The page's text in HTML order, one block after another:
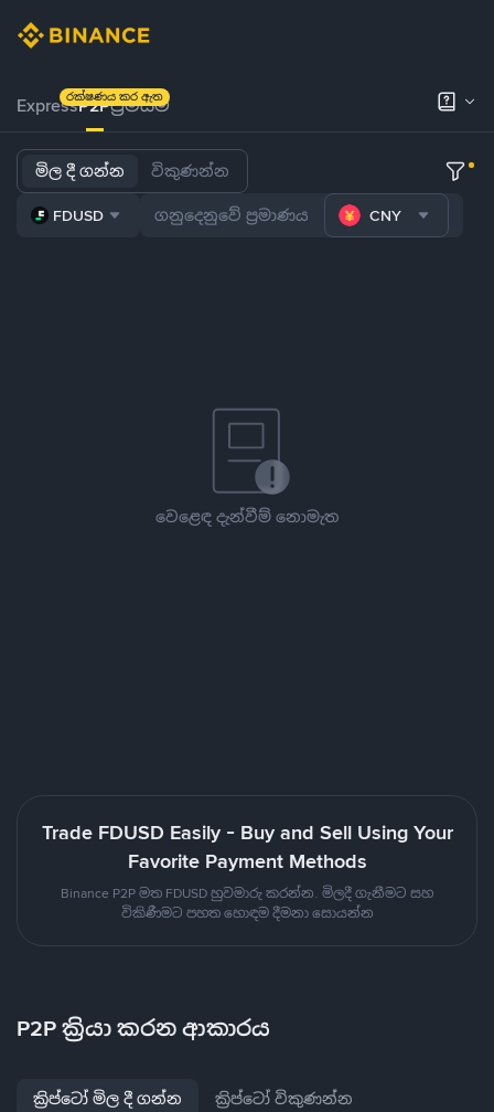
ExpressP2Pප්‍රිමියම්
රක්ෂණය කර ඇත
මිල දී ගන්න විකුණන්න
FDUSD CNY
වෙළෙඳ දැන්වීම් නොමැත
Trade FDUSD Easily - Buy and Sell Using Your
Favorite Payment Methods
Binance P2P මත FDUSD හුවමාරු කරන්න. මිලදී ගැනීමට සහ
විකිණීමට පහත හොඳම දීමනා සොයන්න
P2P ක්‍රියා කරන ආකාරය
ක්‍රිප්ටෝ මිල දී ගන්න ක්‍රිප්ටෝ විකුණන්න